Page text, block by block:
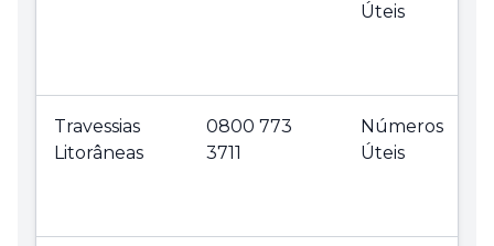
Úteis
Travessias
Litorâneas
0800 773
3711
Números
Úteis